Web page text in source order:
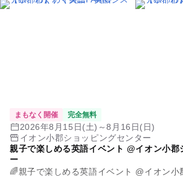
まもなく開催 完全無料
2026年8月15日(土)～8月16日(日)
イオン小郡ショッピングセンター
親子で楽しめる英語イベント @イオン小郡
ー
🌈親子で楽しめる英語イベント @イオン小